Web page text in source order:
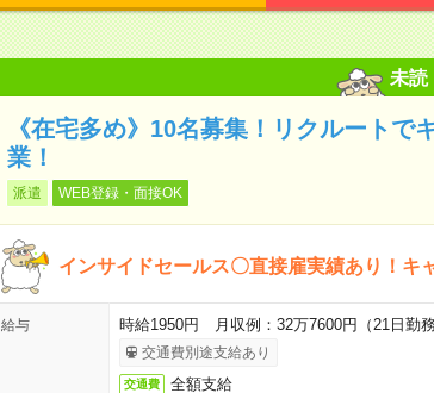
未読
《在宅多め》10名募集！リクルートで
業！
派遣 WEB登録・面接OK
インサイドセールス〇直接雇実績あり！キ
給与 時給1950円 月収例：32万7600円（21日勤
交通費別途支給あり
交通費 全額支給